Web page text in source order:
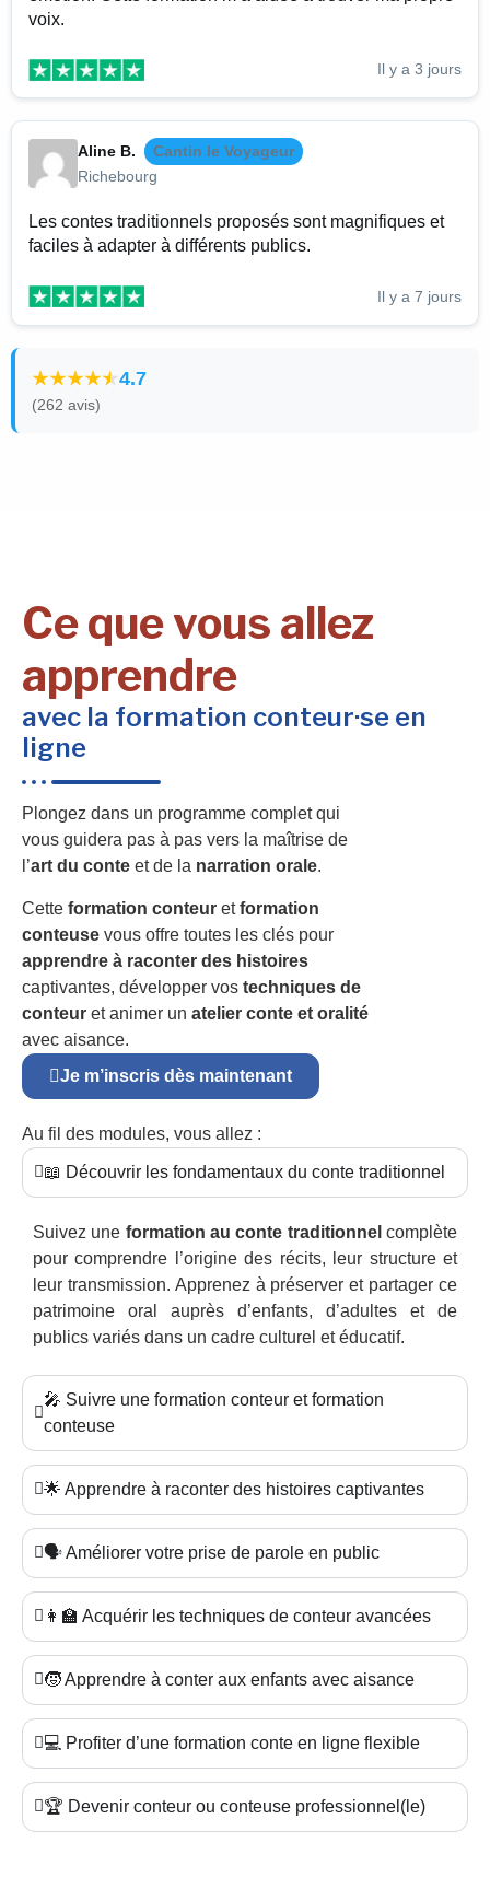
voix.
Il y a 3 jours
Aline B.
Cantin le Voyageur
Richebourg
Les contes traditionnels proposés sont magnifiques et
faciles à adapter à différents publics.
Il y a 7 jours
4.7
(262 avis)
Ce que vous allez
apprendre
avec la formation conteur·se en
ligne
Plongez dans un programme complet qui
vous guidera pas à pas vers la maîtrise de
l’art du conte et de la narration orale.
Cette formation conteur etformation
conteuse vous offre toutes les clés pour
apprendre à raconter des histoires
captivantes, développer vos techniques de
conteur et animer un atelier conte et oralité
avec aisance.
Je m’inscris dès maintenant
Au fil des modules, vous allez :
📖 Découvrir les fondamentaux du conte traditionnel
Suivez une formation au conte traditionnel complète
pour comprendre l’origine des récits, leur structure et
leur transmission. Apprenez à préserver et partager ce
patrimoine oral auprès d’enfants, d’adultes et de
publics variés dans un cadre culturel et éducatif.
🎤 Suivre une formation conteur et formation
conteuse
🌟 Apprendre à raconter des histoires captivantes
🗣️ Améliorer votre prise de parole en public
👩‍🏫 Acquérir les techniques de conteur avancées
🧒 Apprendre à conter aux enfants avec aisance
💻 Profiter d’une formation conte en ligne flexible
🏆 Devenir conteur ou conteuse professionnel(le)